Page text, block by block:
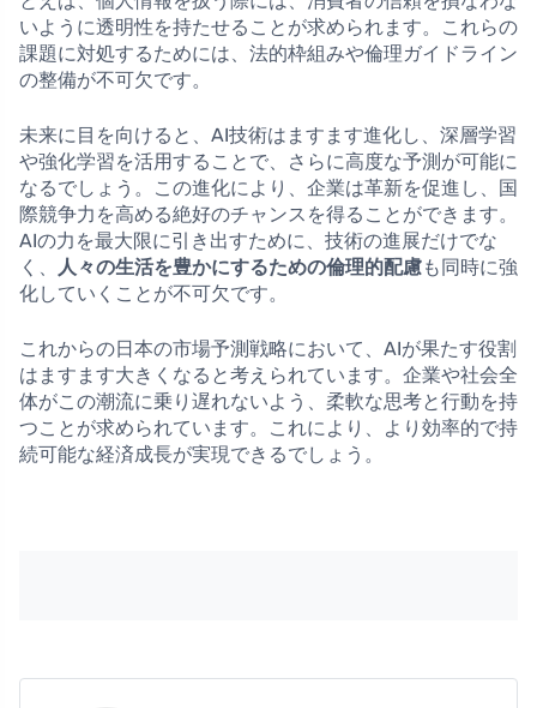
いように透明性を持たせることが求められます。これらの
課題に対処するためには、法的枠組みや倫理ガイドライン
の整備が不可欠です。
未来に目を向けると、AI技術はますます進化し、深層学習
や強化学習を活用することで、さらに高度な予測が可能に
なるでしょう。この進化により、企業は革新を促進し、国
際競争力を高める絶好のチャンスを得ることができます。
AIの力を最大限に引き出すために、技術の進展だけでな
く、
人々の生活を豊かにするための倫理的配慮も同時に強
化していくことが不可欠です。
これからの日本の市場予測戦略において、AIが果たす役割
はますます大きくなると考えられています。企業や社会全
体がこの潮流に乗り遅れないよう、柔軟な思考と行動を持
つことが求められています。これにより、より効率的で持
続可能な経済成長が実現できるでしょう。